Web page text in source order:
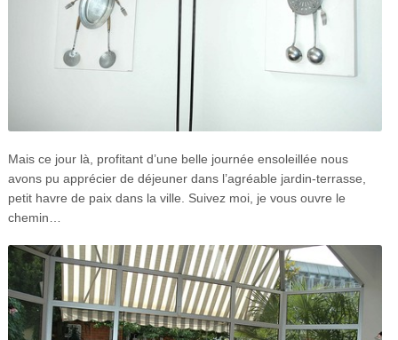
Mais ce jour là, profitant d’une belle journée ensoleillée nous
avons pu apprécier de déjeuner dans l’agréable jardin-terrasse,
petit havre de paix dans la ville. Suivez moi, je vous ouvre le
chemin…